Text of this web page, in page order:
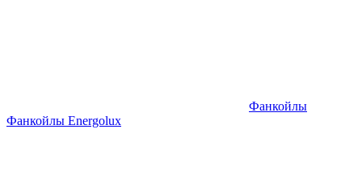
Фанкойлы
Фанкойлы Energolux